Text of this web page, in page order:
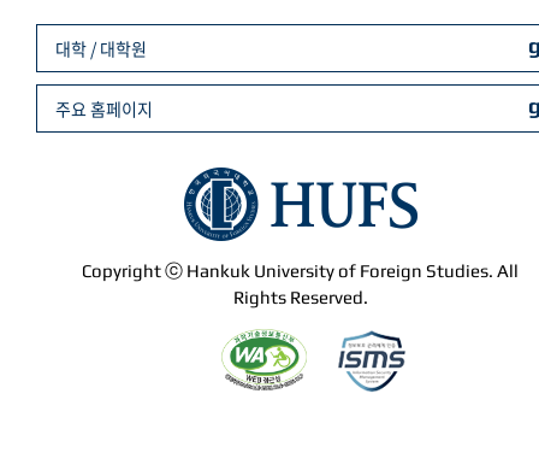
Copyright ⓒ Hankuk University of Foreign Studies. All
Rights Reserved.
대학 / 대학원
주요 홈페이지